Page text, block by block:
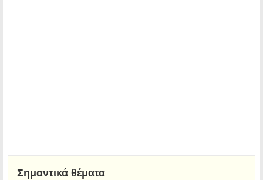
Σημαντικά θέματα